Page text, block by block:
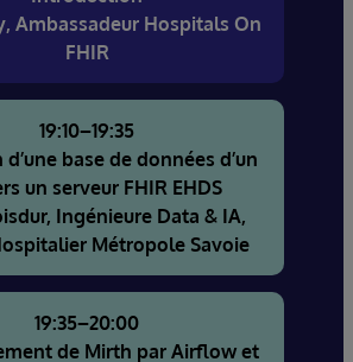
Ambassadeur Hospitals On
FHIR
19:10–19:35
base de données d’un
un serveur FHIR EHDS
Ingénieure Data & IA,
Métropole Savoie
19:35–20:00
de Mirth par Airflow et